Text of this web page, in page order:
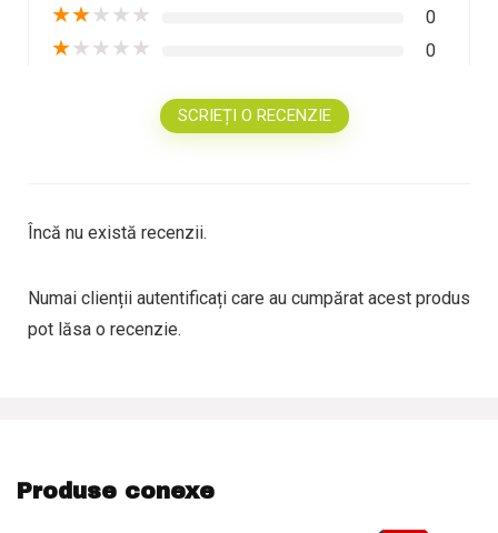
★★★★★ 0
★★★★★ 0
SCRIEȚI O RECENZIE
Încă nu există recenzii.
Numai clienții autentificați care au cumpărat acest produs
pot lăsa o recenzie.
Produse conexe